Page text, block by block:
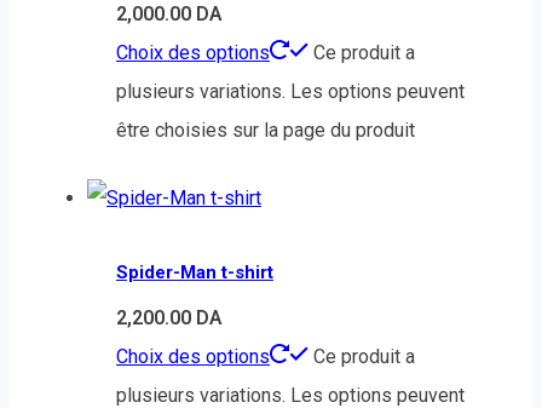
2,000.00 DA
Choix des options
Ce produit a
plusieurs variations. Les options peuvent
être choisies sur la page du produit
Spider-Man t-shirt
2,200.00 DA
Choix des options
Ce produit a
plusieurs variations. Les options peuvent